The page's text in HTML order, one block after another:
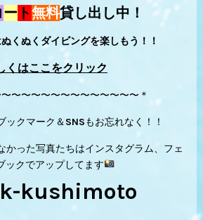
ー ト無料貸し出し中！
くぬくダイビングを楽しもう！！
くはここをクリック
〜〜〜〜〜〜〜〜〜〜〜〜〜＊
ックマーク＆SNSもお忘れなく！！
かった写真たちはインスタグラム、フェ
ックでアップしてます
kushimoto